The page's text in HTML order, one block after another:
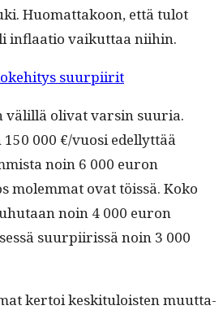
Huo­mat­takoon, että tulot
inflaa­tio vaikut­taa niihin.
oli­vat varsin suuria.
000 €/vuosi edel­lyt­tää
noin 6 000 euron
molem­mat ovat töis­sä. Koko
noin 4 000 euron
suurpi­iris­sä noin 3 000
ker­toi keski­t­u­lois­t­en muut­ta­